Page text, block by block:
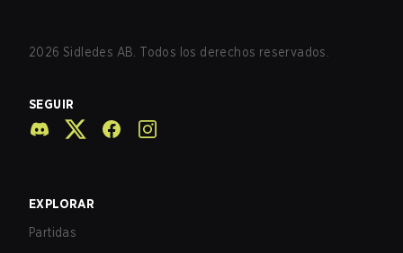
2026 Sidledes AB. Todos los derechos reservados.
SEGUIR
EXPLORAR
Partidas